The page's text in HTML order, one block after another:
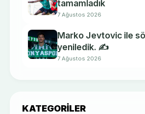
tamamladık
7 Ağustos 2026
Marko Jevtovic ile
yeniledik. ✍️
7 Ağustos 2026
KATEGORILER